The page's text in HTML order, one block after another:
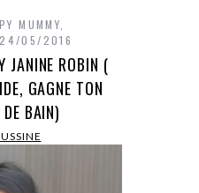
MUMMY
24/05/2016
JANINE ROBIN (
GAGNE TON
BAIN)